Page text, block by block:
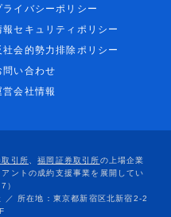
ライバシーポリシー
報セキュリティポリシー
社会的勢力排除ポリシー
問い合わせ
営会社情報